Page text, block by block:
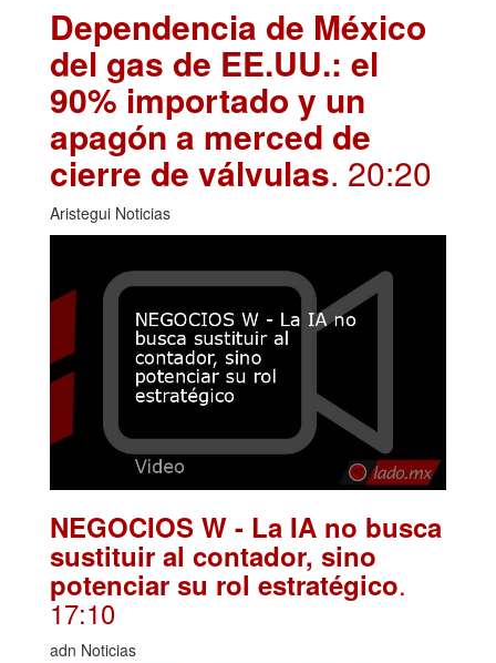
Dependencia de México
del gas de EE.UU.: el
90% importado y un
apagón a merced de
cierre de válvulas. 20:20
Aristegui Noticias
NEGOCIOS W - La IA no busca
sustituir al contador, sino
potenciar su rol estratégico.
17:10
adn Noticias